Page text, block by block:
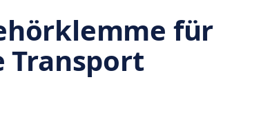
für
Transport